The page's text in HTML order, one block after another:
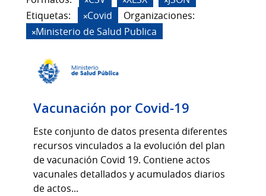
Etiquetas:
Covid
Organizaciones:
Ministerio de Salud Publica
Vacunación por Covid-19
Este conjunto de datos presenta diferentes
recursos vinculados a la evolución del plan
de vacunación Covid 19. Contiene actos
vacunales detallados y acumulados diarios
de actos...